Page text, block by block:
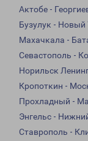
Актобе -
Бузулук - Новый
Махачкала -
Севастополь -
Норильск
Кропоткин -
Прохладный -
Энгельс -
Ставрополь -